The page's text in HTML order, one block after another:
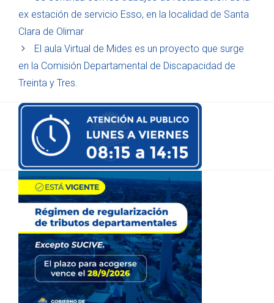
ex estación de servicio Esso, en la localidad de Santa
Clara de Olimar
El aula Virtual de Mides es un proyecto que surge
en la Comisión Departamental de Discapacidad de
Treinta y Tres.